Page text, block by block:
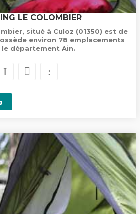
LE COLOMBIER
situé à Culoz (01350) est de
environ 78 emplacements
le département Ain.